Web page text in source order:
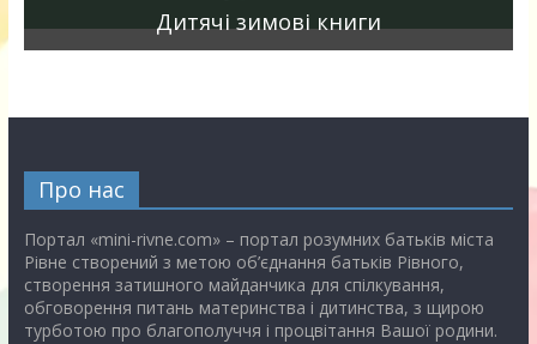
Дитячі зимові книги
Про нас
Портал «mini-rivne.com» – портал розумних батьків міста
Рівне створений з метою об’єднання батьків Рівного,
створення затишного майданчика для спілкування,
обговорення питань материнства і дитинства, з щирою
турботою про благополуччя і процвітання Вашої родини.